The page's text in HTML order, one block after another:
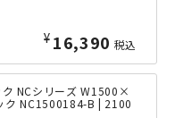
¥ 16,390 税込
NCシリーズ W1500×
NC1500184-B | 2100